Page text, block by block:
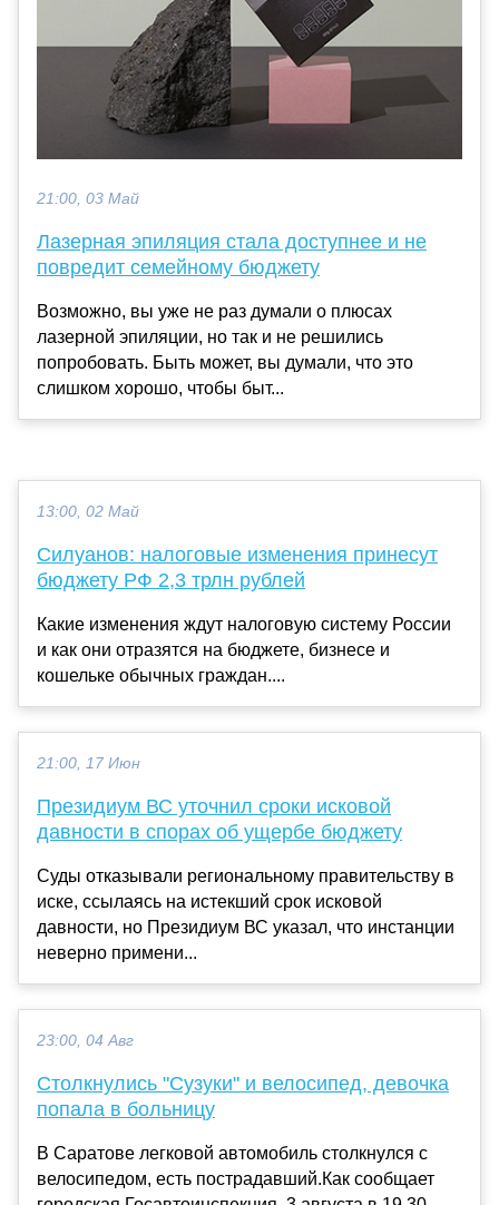
21:00, 03 Май
Лазерная эпиляция стала доступнее и не
повредит семейному бюджету
Возможно, вы уже не раз думали о плюсах
лазерной эпиляции, но так и не решились
попробовать. Быть может, вы думали, что это
слишком хорошо, чтобы быт...
13:00, 02 Май
Силуанов: налоговые изменения принесут
бюджету РФ 2,3 трлн рублей
Какие изменения ждут налоговую систему России
и как они отразятся на бюджете, бизнесе и
кошельке обычных граждан....
21:00, 17 Июн
Президиум ВС уточнил сроки исковой
давности в спорах об ущербе бюджету
Суды отказывали региональному правительству в
иске, ссылаясь на истекший срок исковой
давности, но Президиум ВС указал, что инстанции
неверно примени...
23:00, 04 Авг
Столкнулись "Сузуки" и велосипед, девочка
попала в больницу
В Саратове легковой автомобиль столкнулся с
велосипедом, есть пострадавший.Как сообщает